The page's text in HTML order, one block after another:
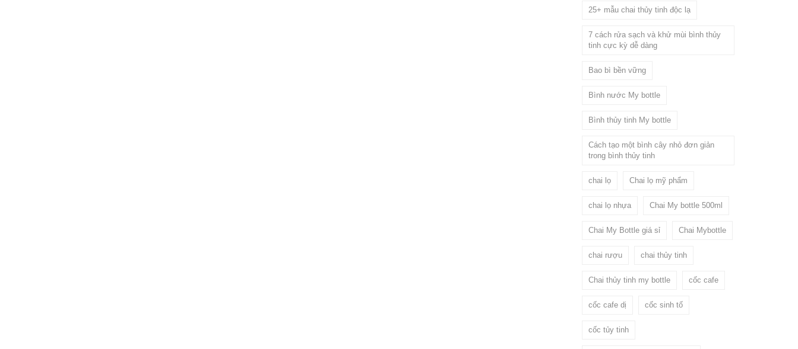
25+ mẫu chai thủy tinh độc lạ
7 cách rửa sạch và khử mùi bình thủy
tinh cực kỳ dễ dàng
Bao bì bền vững
Bình nước My bottle
Bình thủy tinh My bottle
Cách tạo một bình cây nhỏ đơn giản
trong bình thủy tinh
chai lọ Chai lọ mỹ phẩm
chai lọ nhựa Chai My bottle 500ml
Chai My Bottle giá sỉ Chai Mybottle
chai rượu chai thủy tinh
Chai thủy tinh my bottle cốc cafe
cốc cafe dị cốc sinh tố
cốc tủy tinh